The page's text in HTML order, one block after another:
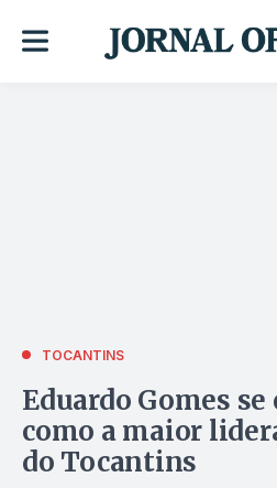
TOCANTINS
Eduardo Gomes
como a maior
do Tocantins